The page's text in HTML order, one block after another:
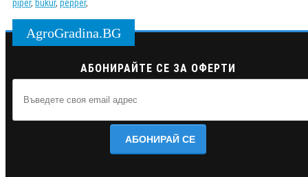
piper, bukur, pepper,
AgroGradina.BG
АБОНИРАЙТЕ СЕ ЗА ОФЕРТИ
АБОНИРАЙ СЕ